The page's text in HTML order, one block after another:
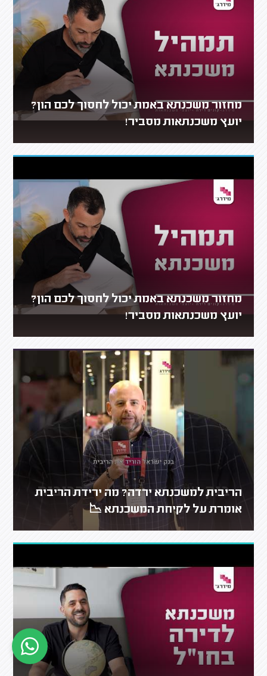
מחזור משכנתא באמת יכול לחסוך לכם הון?
יועץ משכנתאות מסביר!
מחזור משכנתא באמת יכול לחסוך לכם הון?
יועץ משכנתאות מסביר!
הריבית למשכנתא ירדה? מה ירידת הריבית
אומרת על לקיחת המשכנתא 📉